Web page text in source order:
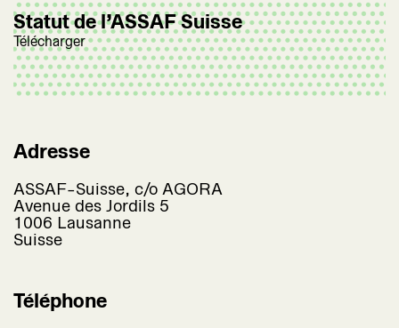
Statut de l’ASSAF Suisse
Télécharger
Adresse
ASSAF-Suisse, c/o AGORA
Avenue des Jordils 5
1006 Lausanne
Suisse
Téléphone